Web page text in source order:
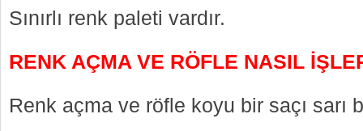
Sınırlı renk paleti vardır.
RENK AÇMA VE RÖFLE NASIL
Renk açma ve röfle koyu bir saçı sarı